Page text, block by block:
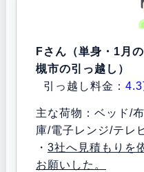
Fさん（単身・1月
槻市の引っ越し）
引っ越し料金： 4.3
主な荷物：ベッド/
庫/電子レンジ/テレ
・ 3社へ見積もりを
お願いした。